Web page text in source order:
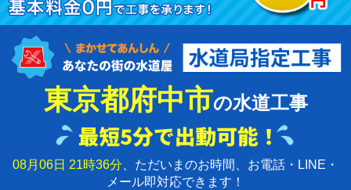
東京都府中市の水道工事
08月06日 21時36分 、ただいまのお時間、お電話・LINE・
メール即対応できます！